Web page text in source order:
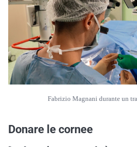
Fabrizio Magnani durante un
Donare le cornee